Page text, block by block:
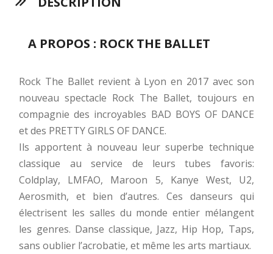
A PROPOS : ROCK THE BALLET
Rock The Ballet revient à Lyon en 2017 avec son
nouveau spectacle Rock The Ballet, toujours en
compagnie des incroyables BAD BOYS OF DANCE
et des PRETTY GIRLS OF DANCE.
Ils apportent à nouveau leur superbe technique
classique au service de leurs tubes favoris:
Coldplay, LMFAO, Maroon 5, Kanye West, U2,
Aerosmith, et bien d’autres. Ces danseurs qui
électrisent les salles du monde entier mélangent
les genres. Danse classique, Jazz, Hip Hop, Taps,
sans oublier l’acrobatie, et même les arts martiaux.